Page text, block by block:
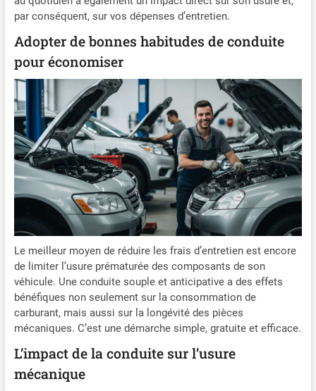
par conséquent, sur vos dépenses d’entretien.
Adopter de bonnes habitudes de conduite
pour économiser
Le meilleur moyen de réduire les frais d’entretien est encore
de limiter l’usure prématurée des composants de son
véhicule. Une conduite souple et anticipative a des effets
bénéfiques non seulement sur la consommation de
carburant, mais aussi sur la longévité des pièces
mécaniques. C’est une démarche simple, gratuite et efficace.
L’impact de la conduite sur l’usure
mécanique